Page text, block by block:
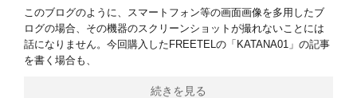
このブログのように、スマートフォン等の画面画像を多用したブ
ログの場合、その機器のスクリーンショットが撮れないことには
話になりません。今回購入したFREETELの「KATANA01」の記事
を書く場合も、
続きを見る